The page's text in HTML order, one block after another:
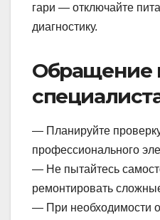
гари — отключайте
диагностику.
Обращение
— Планируйте
профессионального
— Не пытайтесь
ремонтировать
— При необходимости